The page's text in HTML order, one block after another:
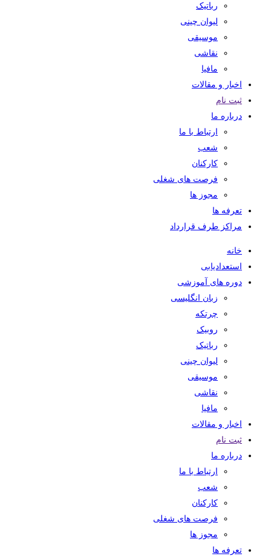
رباتیک
لیوان چینی
موسیقی
نقاشی
مافیا
اخبار و مقالات
ثبت نام
درباره ما
ارتباط با ما
شعب
کارکنان
فرصت های شغلی
مجوز ها
تعرفه ها
مراکز طرف قرارداد
خانه
استعدادیابی
دوره های آموزشی
زبان انگلیسی
چرتکه
روبیک
رباتیک
لیوان چینی
موسیقی
نقاشی
مافیا
اخبار و مقالات
ثبت نام
درباره ما
ارتباط با ما
شعب
کارکنان
فرصت های شغلی
مجوز ها
تعرفه ها